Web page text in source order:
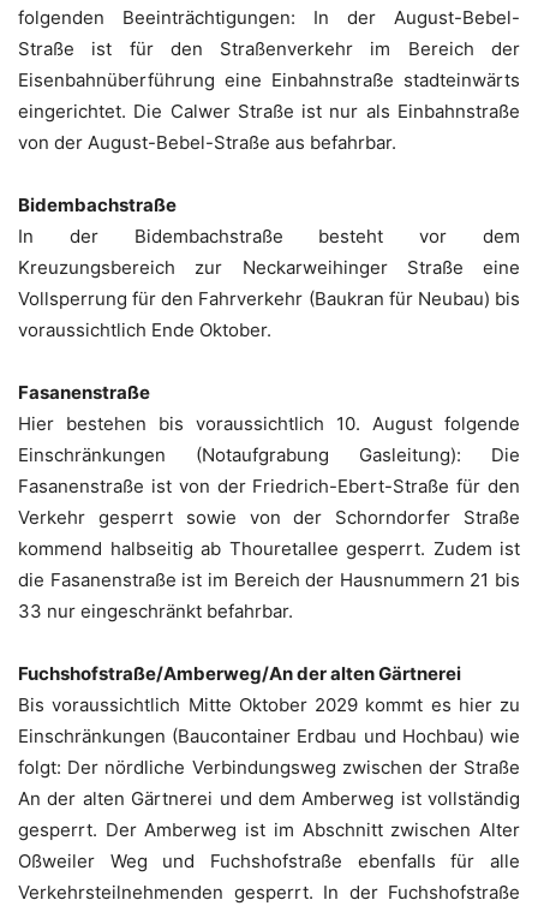
folgenden Beeinträchtigungen: In der August-Bebel-
Straße ist für den Straßenverkehr im Bereich der
Eisenbahnüberführung eine Einbahnstraße stadteinwärts
eingerichtet. Die Calwer Straße ist nur als Einbahnstraße
von der August-Bebel-Straße aus befahrbar.
Bidembachstraße
In der Bidembachstraße besteht vor dem
Kreuzungsbereich zur Neckarweihinger Straße eine
Vollsperrung für den Fahrverkehr (Baukran für Neubau) bis
voraussichtlich Ende Oktober.
Fasanenstraße
Hier bestehen bis voraussichtlich 10. August folgende
Einschränkungen (Notaufgrabung Gasleitung): Die
Fasanenstraße ist von der Friedrich-Ebert-Straße für den
Verkehr gesperrt sowie von der Schorndorfer Straße
kommend halbseitig ab Thouretallee gesperrt. Zudem ist
die Fasanenstraße ist im Bereich der Hausnummern 21 bis
33 nur eingeschränkt befahrbar.
Fuchshofstraße/Amberweg/An der alten Gärtnerei
Bis voraussichtlich Mitte Oktober 2029 kommt es hier zu
Einschränkungen (Baucontainer Erdbau und Hochbau) wie
folgt: Der nördliche Verbindungsweg zwischen der Straße
An der alten Gärtnerei und dem Amberweg ist vollständig
gesperrt. Der Amberweg ist im Abschnitt zwischen Alter
Oßweiler Weg und Fuchshofstraße ebenfalls für alle
Verkehrsteilnehmenden gesperrt. In der Fuchshofstraße